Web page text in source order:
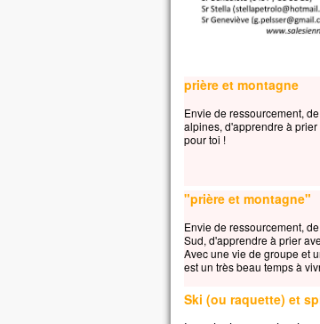
prière et montagne
Envie de ressourcement,
alpines, d'apprendre à
pour toi !
"prière et montagne"
Envie de ressourcement,
Sud, d'apprendre à prier
Avec une vie de groupe et
est un très beau temps à
Ski (ou raquette) et